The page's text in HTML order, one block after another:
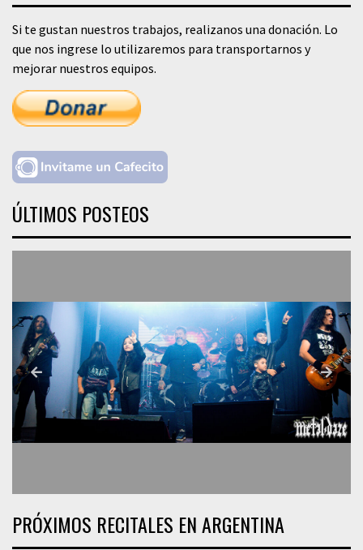
Si te gustan nuestros trabajos, realizanos una donación. Lo
que nos ingrese lo utilizaremos para transportarnos y
mejorar nuestros equipos.
ÚLTIMOS POSTEOS
PRÓXIMOS RECITALES EN ARGENTINA